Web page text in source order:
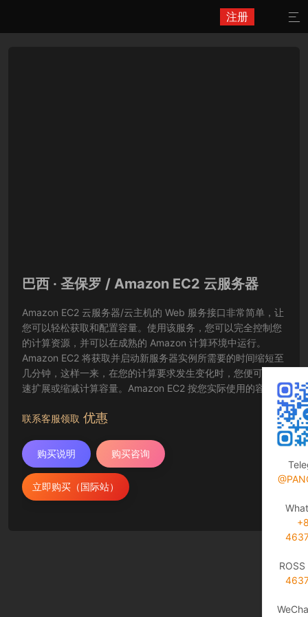
注册 
巴西 · 圣保罗 / Amazon EC2 云服务器
Amazon EC2 云服务器/云主机的 Web 服务接口非常简单，让
您可以轻松获取和配置容量。使用该服务，您可以完全控制您
的计算资源，并可以在成熟的 Amazon 计算环境中运行。
Amazon EC2 将获取并启动新服务器实例所需要的时间缩短至
几分钟，这样一来，在您的计算要求发生变化时，您便可以快
速扩展或缩减计算容量。Amazon EC2 按您实际使用的容量收
费，改变了计算的成本结算方式。Amazon EC2 云服务器还为
开发人员提供了创建故障恢复应用程序以及排除常见故障情况
联系客服领取 优惠
购买说明 购买咨询
立即购买（国际站）